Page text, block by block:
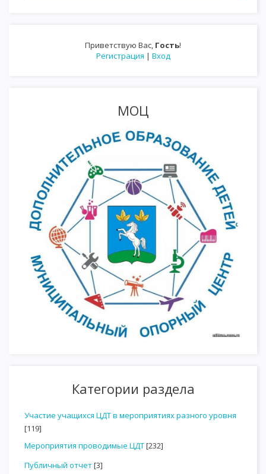
Приветствую Вас, Гость!
Регистрация | Вход
МОЦ
Категории раздела
Участие учащихся ЦДТ в мероприятиях разного уровня
[119]
Мероприятия проводимые ЦДТ[232]
Публичный отчет[3]